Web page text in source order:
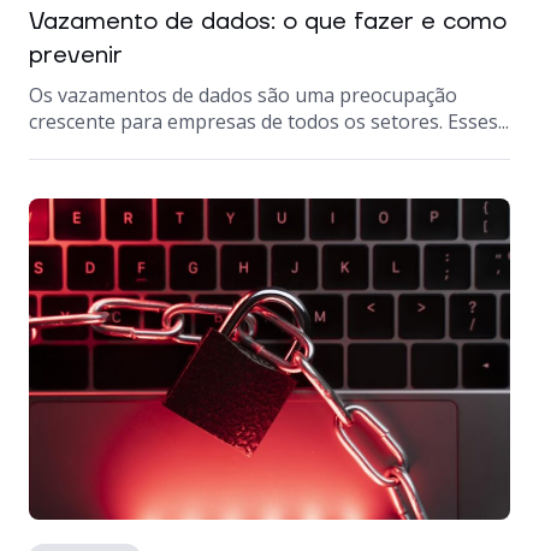
Vazamento de dados: o que fazer e como
prevenir
Os vazamentos de dados são uma preocupação
crescente para empresas de todos os setores. Esses...